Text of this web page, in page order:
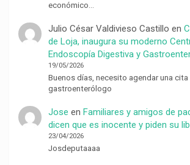
económico…
Julio César Valdivieso Castillo en
de Loja, inaugura su moderno
Endoscopía Digestiva y
19/05/2026
Buenos días, necesito agendar una
gastroenterólogo
Jose en Familiares y amigos de
dicen que es inocente y piden su
23/04/2026
Josdeputaaaa